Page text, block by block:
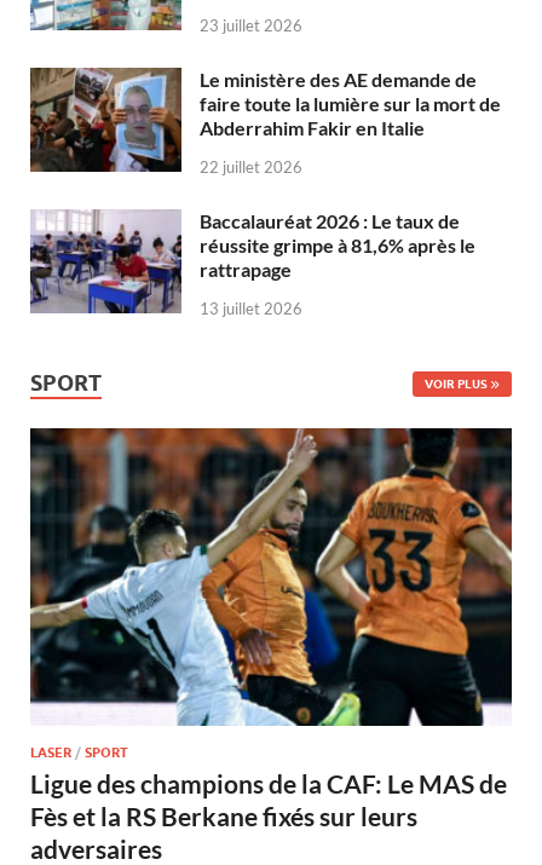
23 juillet 2026
Le ministère des AE demande de
faire toute la lumière sur la mort de
Abderrahim Fakir en Italie
22 juillet 2026
Baccalauréat 2026 : Le taux de
réussite grimpe à 81,6% après le
rattrapage
13 juillet 2026
SPORT VOIR PLUS
LASER / SPORT
Ligue des champions de la CAF: Le MAS de
Fès et la RS Berkane fixés sur leurs
adversaires